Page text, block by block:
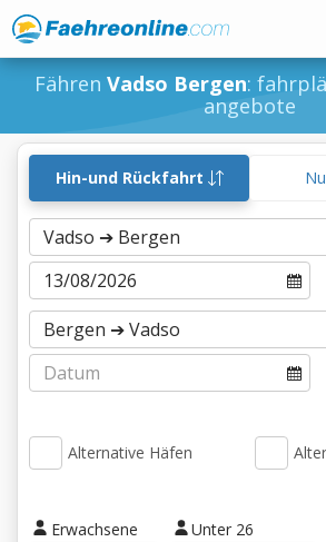
Fähren Vadso Bergen:
angebote
Hin-und Rückfahrt
Alternative Häfen
Erwachsene Unter 26